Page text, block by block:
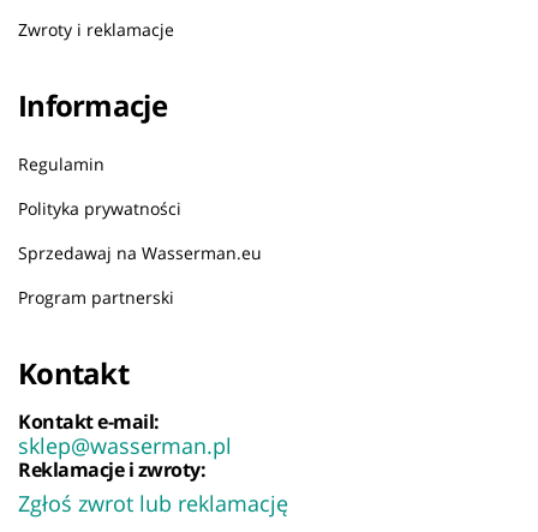
Zwroty i reklamacje
Informacje
Regulamin
Polityka prywatności
Sprzedawaj na Wasserman.eu
Program partnerski
Kontakt
Kontakt e-mail:
sklep@wasserman.pl
Reklamacje i zwroty:
Zgłoś zwrot lub reklamację